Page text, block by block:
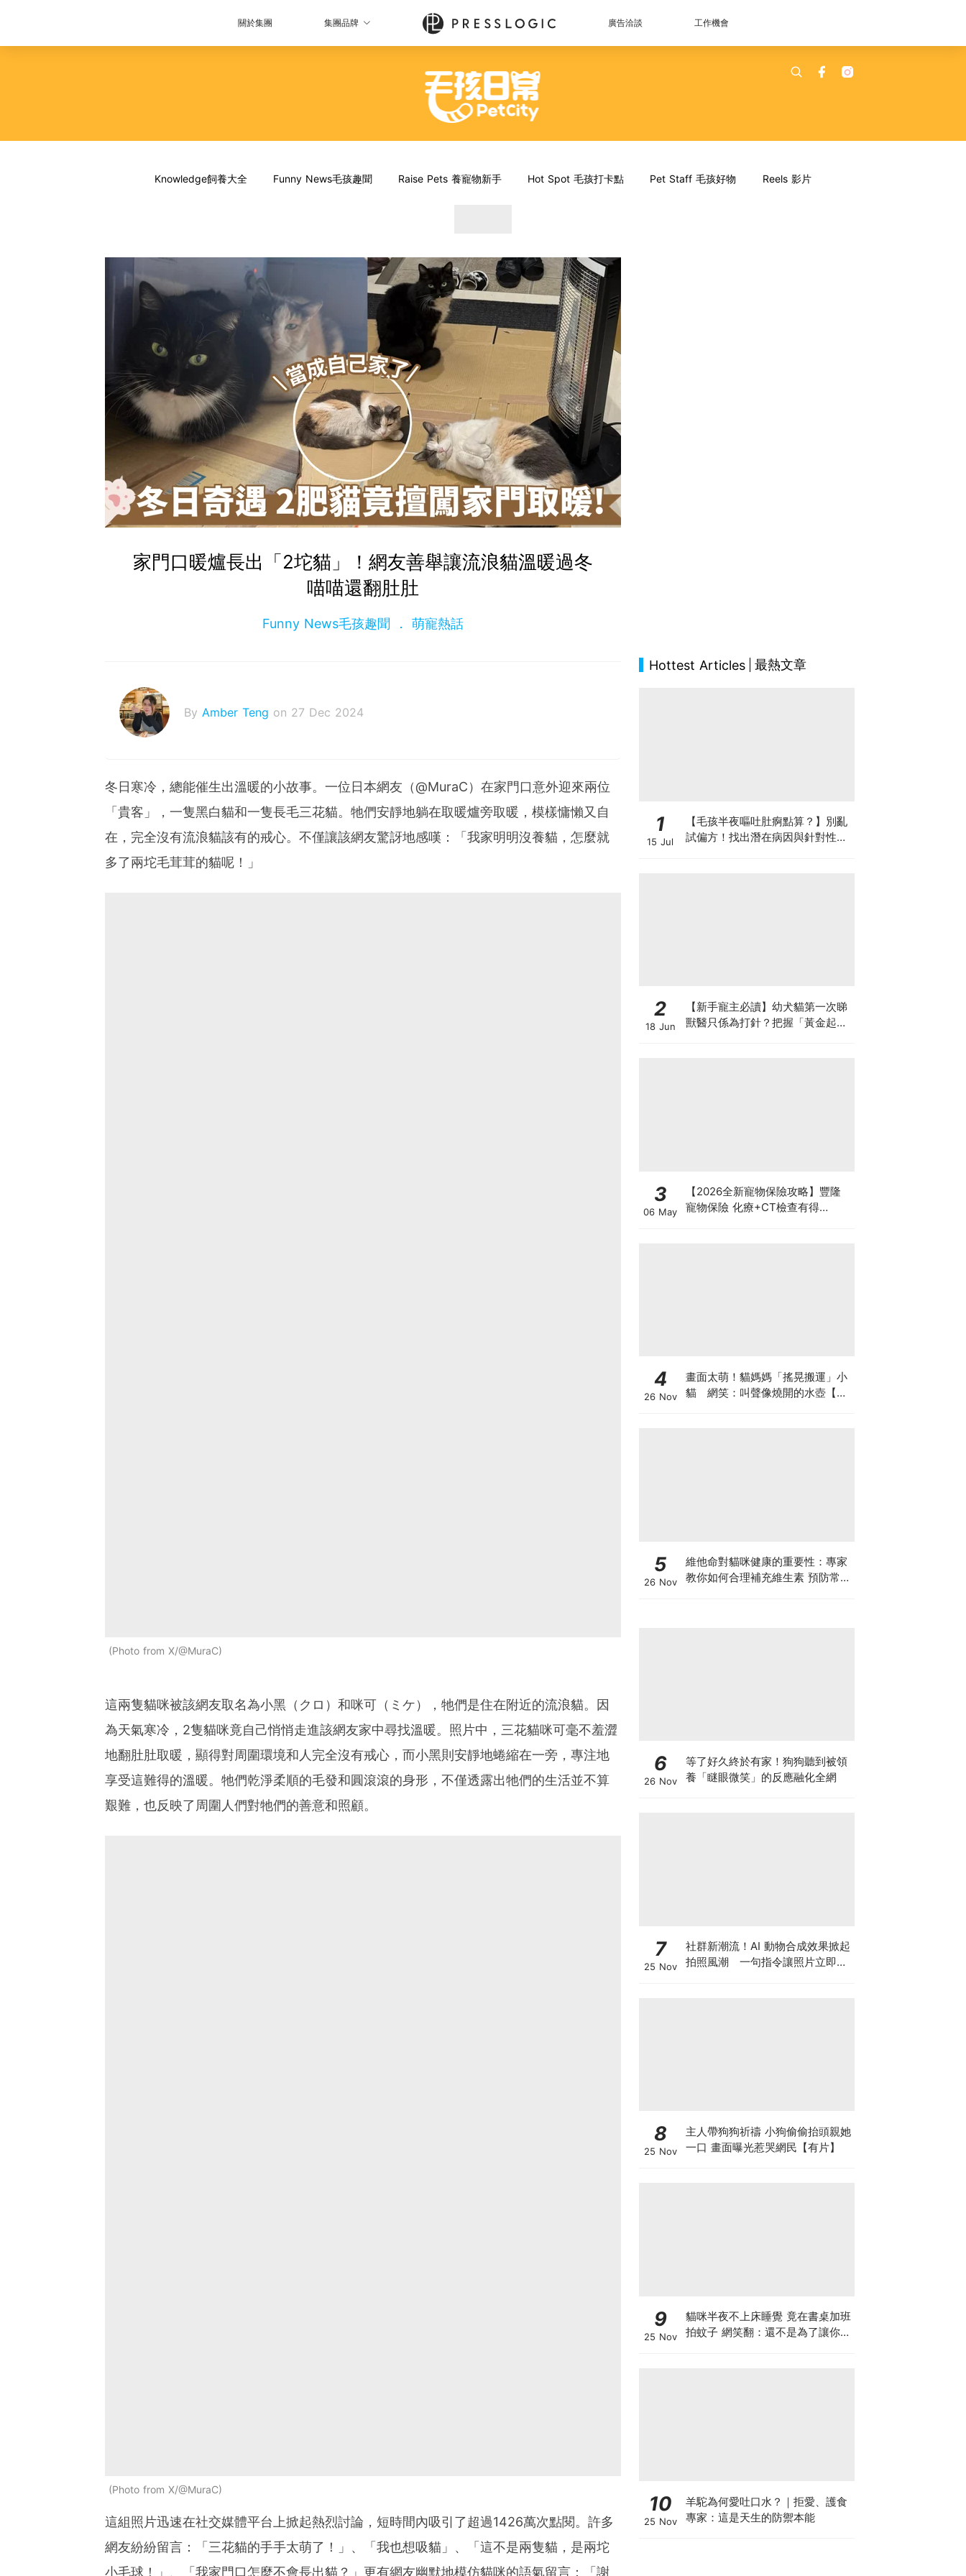
關於集團 集團品牌 廣告洽談 工作機會
Knowledge飼養大全 Funny News毛孩趣聞 Raise Pets 養寵物新手 Hot Spot 毛孩打卡點 Pet Staff 毛孩好物 Reels 影片
家門口暖爐長出「2坨貓」！網友善舉讓流浪貓溫暖過冬
喵喵還翻肚肚
Funny News毛孩趣聞 萌寵熱話
By Amber Teng on 27 Dec 2024
冬日寒冷，總能催生出溫暖的小故事。一位日本網友（@MuraC）在家門口意外迎來兩位
「貴客」，一隻黑白貓和一隻長毛三花貓。牠們安靜地躺在取暖爐旁取暖，模樣慵懶又自
在，完全沒有流浪貓該有的戒心。不僅讓該網友驚訝地感嘆：「我家明明沒養貓，怎麼就
多了兩坨毛茸茸的貓呢！」
Photo from X/@MuraC
這兩隻貓咪被該網友取名為小黑（クロ）和咪可（ミケ），牠們是住在附近的流浪貓。因
為天氣寒冷，2隻貓咪竟自己悄悄走進該網友家中尋找溫暖。照片中，三花貓咪可毫不羞澀
地翻肚肚取暖，顯得對周圍環境和人完全沒有戒心，而小黑則安靜地蜷縮在一旁，專注地
享受這難得的溫暖。牠們乾淨柔順的毛發和圓滾滾的身形，不僅透露出牠們的生活並不算
艱難，也反映了周圍人們對牠們的善意和照顧。
Photo from X/@MuraC
這組照片迅速在社交媒體平台上掀起熱烈討論，短時間內吸引了超過1426萬次點閱。許多
網友紛紛留言：「三花貓的手手太萌了！」、「我也想吸貓」、「這不是兩隻貓，是兩坨
小毛球！」、「我家門口怎麼不會長出貓？」更有網友幽默地模仿貓咪的語氣留言：「謝
Hottest Articles 最熱文章
1
15 Jul
【毛孩半夜嘔吐肚痾點算？】別亂
試偏方！找出潛在病因與針對性營
2
18 Jun
【新手寵主必讀】幼犬貓第一次睇
獸醫只係為打針？把握「黃金起跑
3
06 May
【2026全新寵物保險攻略】豐隆
寵物保險 化療+CT檢查有得
4
26 Nov
畫面太萌！貓媽媽「搖晃搬運」小
貓 網笑：叫聲像燒開的水壺【有
5
26 Nov
維他命對貓咪健康的重要性：專家
教你如何合理補充維生素 預防常見
6
26 Nov
等了好久終於有家！狗狗聽到被領
養「瞇眼微笑」的反應融化全網
7
25 Nov
社群新潮流！AI 動物合成效果掀起
拍照風潮 一句指令讓照片立即升
8
25 Nov
主人帶狗狗祈禱 小狗偷偷抬頭親她
一口 畫面曝光惹哭網民【有片】
9
25 Nov
貓咪半夜不上床睡覺 竟在書桌加班
拍蚊子 網笑翻：還不是為了讓你睡
10
25 Nov
羊駝為何愛吐口水？｜拒愛、護食
專家：這是天生的防禦本能